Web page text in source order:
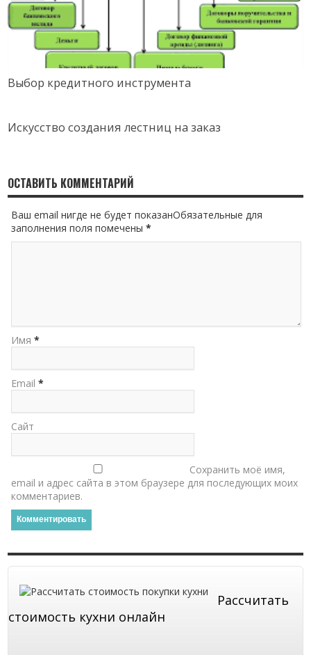
Выбор кредитного инструмента
Искусство создания лестниц на заказ
ОСТАВИТЬ КОММЕНТАРИЙ
Ваш email нигде не будет показанОбязательные для
заполнения поля помечены*
Имя *
Email *
Сайт
Сохранить моё имя,
email и адрес сайта в этом браузере для последующих моих
комментариев.
Рассчитать
стоимость кухни онлайн